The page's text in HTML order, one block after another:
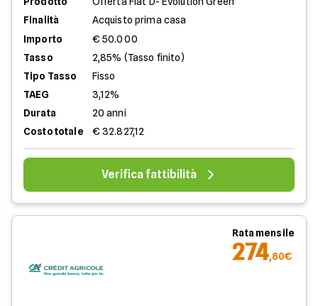
Finalità
Acquisto prima casa
Importo
€ 50.000
Tasso
2,85% (Tasso finito)
Tipo Tasso
Fisso
TAEG
3,12%
Durata
20 anni
Costo totale
€ 32.827,12
Verifica fattibilità
Rata mensile
274,80€